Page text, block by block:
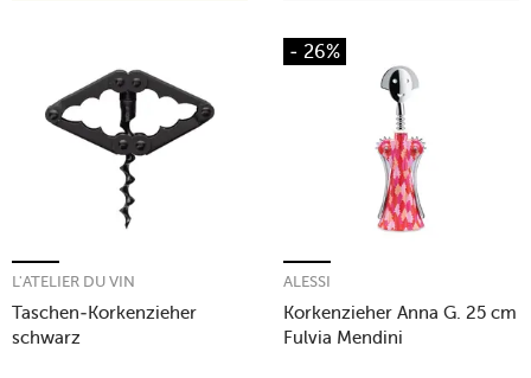
Taschen-Korkenzieher
schwarz
L'ATELIER DU VIN
- 26%
Korkenzieher Anna G. 25 cm
Fulvia Mendini
ALESSI